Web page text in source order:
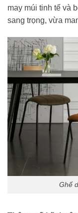
may múi tinh tế và
sang trọng, vừa
Ghế